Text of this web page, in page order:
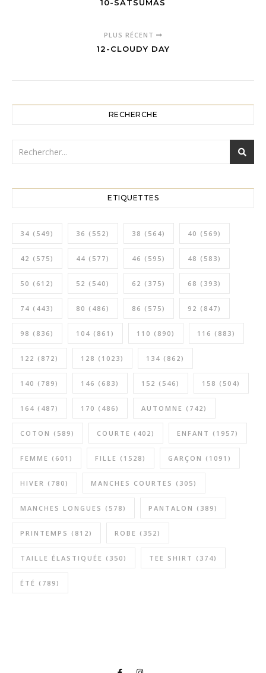
10-SATSUMAS
PLUS RÉCENT
12-CLOUDY DAY
RECHERCHE
ETIQUETTES
34 (549) 36 (552) 38 (564) 40 (569)
42 (575) 44 (577) 46 (595) 48 (583)
50 (612) 52 (540) 62 (375) 68 (393)
74 (443) 80 (486) 86 (575) 92 (847)
98 (836) 104 (861) 110 (890) 116 (883)
122 (872) 128 (1023) 134 (862)
140 (789) 146 (683) 152 (546) 158 (504)
164 (487) 170 (486) AUTOMNE (742)
COTON (589) COURTE (402) ENFANT (1957)
FEMME (601) FILLE (1528) GARÇON (1091)
HIVER (780) MANCHES COURTES (305)
MANCHES LONGUES (578) PANTALON (389)
PRINTEMPS (812) ROBE (352)
TAILLE ÉLASTIQUÉE (350) TEE SHIRT (374)
ÉTÉ (789)